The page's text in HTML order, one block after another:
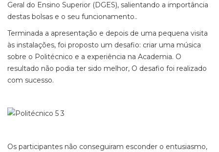
Geral do Ensino Superior (DGES), salientando a importância
destas bolsas e o seu funcionamento..
Terminada a apresentação e depois de uma pequena visita
às instalações, foi proposto um desafio: criar uma música
sobre o Politécnico e a experiência na Academia. O
resultado não podia ter sido melhor, O desafio foi realizado
com sucesso.
Os participantes não conseguiram esconder o entusiasmo,